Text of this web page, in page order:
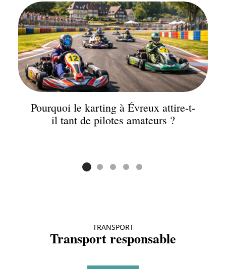
Pourquoi le karting à Évreux attire-t-
il tant de pilotes amateurs ?
TRANSPORT
Transport responsable